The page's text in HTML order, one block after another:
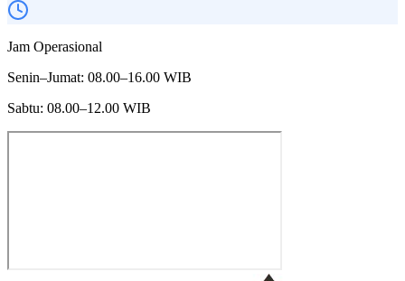
Jam Operasional
Senin–Jumat: 08.00–16.00 WIB
Sabtu: 08.00–12.00 WIB